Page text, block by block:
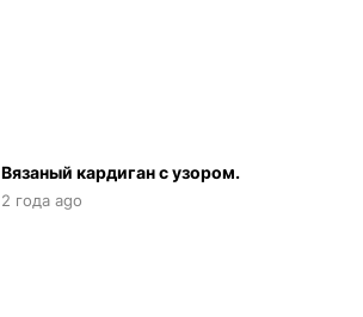
Вязаный кардиган с узором.
2 года ago